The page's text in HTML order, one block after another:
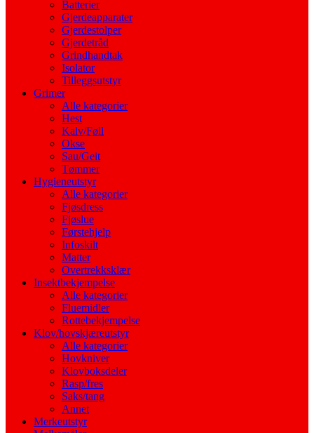
Batterier
Gjerdeapparater
Gjerdestolper
Gjerdetråd
Grindhandtak
Isolator
Tilleggsutstyr
Grimer
Alle kategorier
Hest
Kalv/Føll
Okse
Sau/Geit
Tømmer
Hygieneutstyr
Alle kategorier
Fjøsdress
Fjøslue
Førstehjelp
Infoskilt
Matter
Overtrekksklær
Insektbekjempelse
Alle kategorier
Fluemidler
Rottebekjempelse
Klov/hovskjæreutstyr
Alle kategorier
Hovkniver
Klovboksdeler
Rasp/fres
Saks/tang
Annet
Merkeutstyr